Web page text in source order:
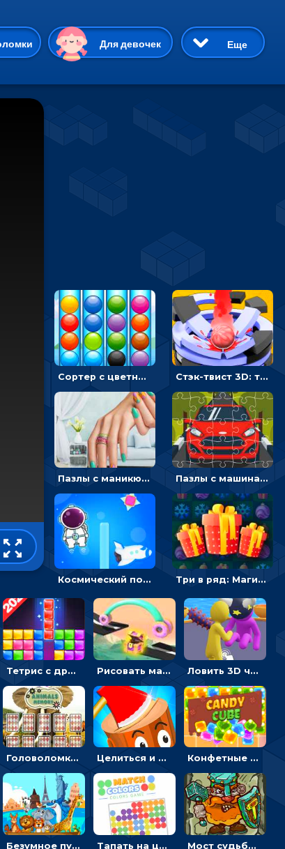
Для девочек
Приключения
Еще
Сортер с цветными шариками: размещать в колбах по цвету Стэк-твист 3D: тапай по шарику, чтобы разбивать платформы
Пазлы с маникюром: собери идеальный рисунок для ногтей Пазлы с машинами Форд: собирать картинки и открывать новые
Космический побег: двигать космонавта, чтобы попасть к кораблю Три в ряд: Магические рождественские драгоценности
Тетрис с драгоценными камнями: расставляй блоки, чтобы получить линию - головоломка Рисовать машину и выигрывать гонку - для мальчиков Ловить 3D человечком своего цвета и собирать драгоценности - гиперказуалка
Головоломка с животными: переворачивать карточки, чтобы находить пару Целиться и метать топор в 3D мишени Конфетные кубики: двигать сладости в сторону, чтобы стрелять по целям
Безумное путешествие друзей по миру: собирать пазлы из фото с животными Тапать на цветные точки, чтобы взрывать одинаковые - три в ряд Мост судьбы: прыгать по платформам и бить молотом орков